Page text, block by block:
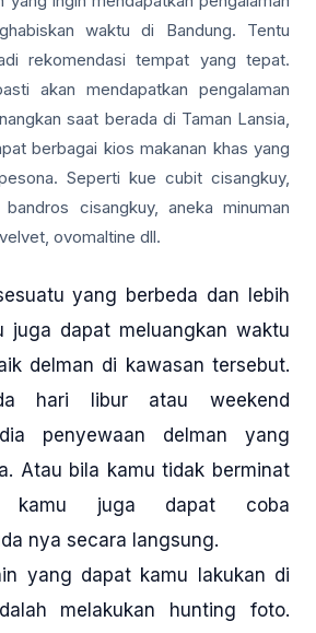
waktu di Bandung. Tentu
rekomendasi tempat yang tepat.
akan mendapatkan pengalaman
saat berada di Taman Lansia,
berbagai kios makanan khas yang
Seperti kue cubit cisangkuy,
cisangkuy, aneka minuman
ovomaltine dll.
yang berbeda dan lebih
juga dapat meluangkan waktu
delman di kawasan tersebut.
hari libur atau weekend
penyewaan delman yang
Atau bila kamu tidak berminat
kamu juga dapat coba
nya secara langsung.
yang dapat kamu lakukan di
melakukan hunting foto.